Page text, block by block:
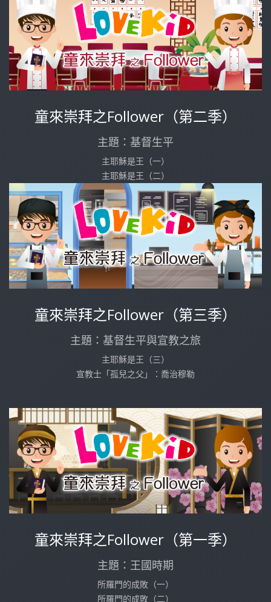
童來崇拜之Follower（第二季）
主題：基督生平
主耶穌是王（一）
主耶穌是王（二）
童來崇拜之Follower（第三季）
主題：基督生平與宣教之旅
主耶穌是王（三）
宣教士「孤兒之父」：喬治穆勒
童來崇拜之Follower（第一季）
主題：王國時期
所羅門的成敗（一）
所羅門的成敗（二）